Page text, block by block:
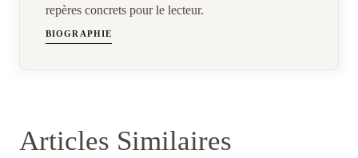
repères concrets pour le lecteur.
BIOGRAPHIE
Articles Similaires